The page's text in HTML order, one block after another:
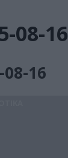
08-16
08-16